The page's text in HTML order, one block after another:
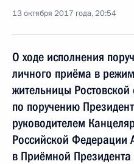
13 октября 2017 года, 20:54
О ходе исполнения
личного приёма в
жительницы
по поручению
руководителем
Российской Федерации
в Приёмной